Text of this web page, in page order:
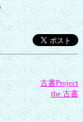
古書Project
the 古書